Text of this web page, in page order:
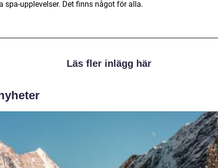
spa-upplevelser. Det finns något för alla.
Läs fler inlägg här